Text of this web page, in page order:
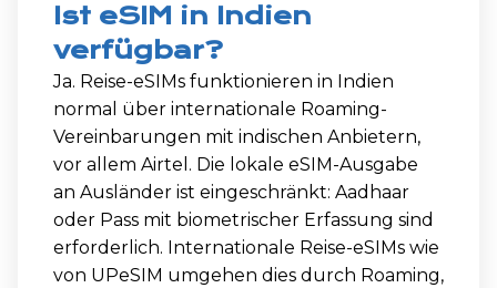
Ist eSIM in Indien
verfügbar?
Ja. Reise-eSIMs funktionieren in Indien
normal über internationale Roaming-
Vereinbarungen mit indischen Anbietern,
vor allem Airtel. Die lokale eSIM-Ausgabe
an Ausländer ist eingeschränkt: Aadhaar
oder Pass mit biometrischer Erfassung sind
erforderlich. Internationale Reise-eSIMs wie
von UPeSIM umgehen dies durch Roaming,